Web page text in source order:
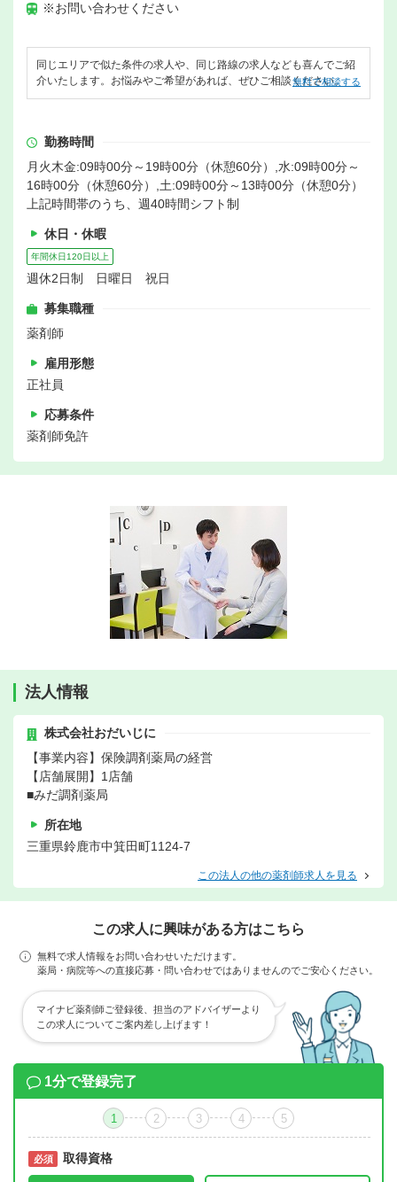
※お問い合わせください
同じエリアで似た条件の求人や、同じ路線の求人なども喜んでご紹
介いたします。お悩みやご希望があれば、ぜひご相談ください。
無料で相談する
勤務時間
月火木金:09時00分～19時00分（休憩60分）,水:09時00分～
16時00分（休憩60分）,土:09時00分～13時00分（休憩0分）
上記時間帯のうち、週40時間シフト制
休日・休暇
年間休日120日以上
週休2日制 日曜日 祝日
募集職種
薬剤師
雇用形態
正社員
応募条件
薬剤師免許
法人情報
株式会社おだいじに
【事業内容】保険調剤薬局の経営
【店舗展開】1店舗
■みだ調剤薬局
所在地
三重県鈴鹿市中箕田町1124-7
この法人の他の薬剤師求人を見る
この求人に興味がある方はこちら
無料で求人情報をお問い合わせいただけます。
薬局・病院等への直接応募・問い合わせではありませんのでご安心ください。
マイナビ薬剤師ご登録後、担当のアドバイザーより
この求人についてご案内差し上げます！
1分で登録完了
1 2 3 4 5
必須 取得資格